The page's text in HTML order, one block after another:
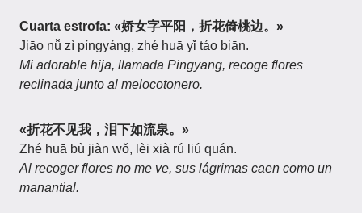
Cuarta estrofa: «娇女字平阳，折花倚桃边。»
Jiāo nǚ zì píngyáng, zhé huā yǐ táo biān.
Mi adorable hija, llamada Pingyang, recoge flores
reclinada junto al melocotonero.
«折花不见我，泪下如流泉。»
Zhé huā bù jiàn wǒ, lèi xià rú liú quán.
Al recoger flores no me ve, sus lágrimas caen como un
manantial.